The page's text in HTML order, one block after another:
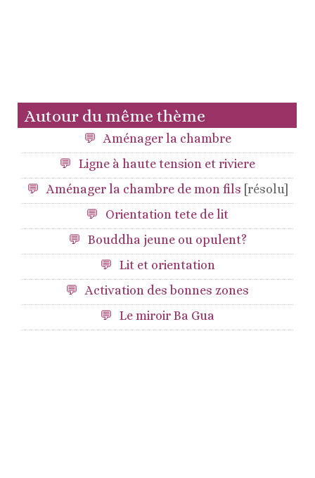
Autour du même thème
Aménager la chambre
Ligne à haute tension et riviere
Aménager la chambre de mon fils [résolu]
Orientation tete de lit
Bouddha jeune ou opulent?
Lit et orientation
Activation des bonnes zones
Le miroir Ba Gua